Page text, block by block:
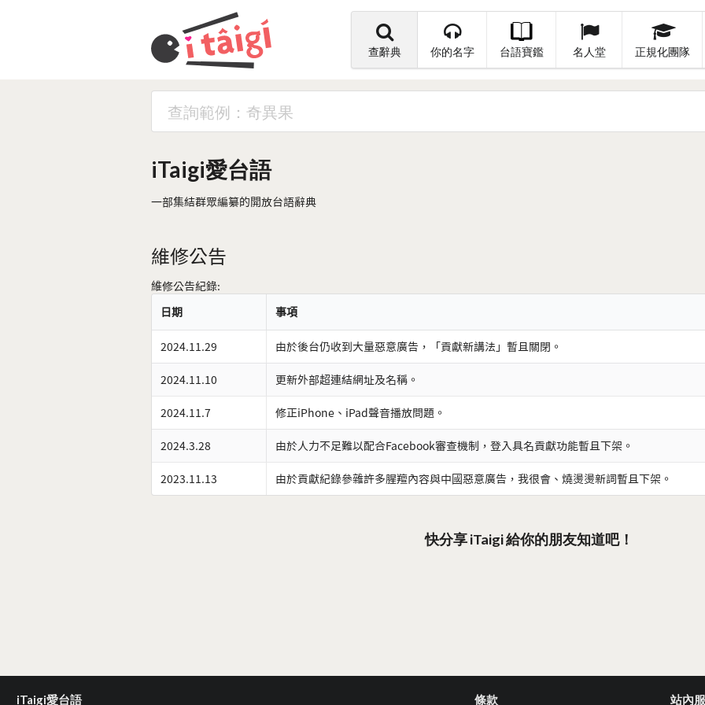
查辭典 你的名字 台語寶鑑 名人堂 正規化團隊
iTaigi愛台語
一部集結群眾編纂的開放台語辭典
維修公告
維修公告紀錄:
日期
事項
2024.11.29 由於後台仍收到大量惡意廣告，「貢獻新講法」暫且關閉。
2024.11.10 更新外部超連結網址及名稱。
2024.11.7 修正iPhone、iPad聲音播放問題。
2024.3.28 由於人力不足難以配合Facebook審查機制，登入具名貢獻功能暫且下架。
2023.11.13 由於貢獻紀錄參雜許多腥羶內容與中國惡意廣告，我很會、燒燙燙新詞暫且下架。
快分享 iTaigi 給你的朋友知道吧！
iTaigi愛台語 條款 站內